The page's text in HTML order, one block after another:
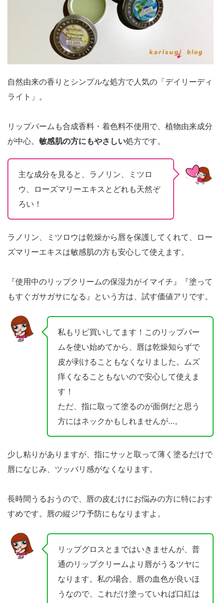
自然由来の香りとシンプルな処方で人気の「デイリーディ
ライト」。
リップバームも合成香料・着色料不使用で、植物由来成分
が中心。 敏感肌の方にもやさしい処方です。
主な成分を見ると、ラノリン、ミツロ
ウ、ローズマリーエキスとどれも天然ぞ
ろい！
ラノリン、ミツロウは乾燥から唇を保護してくれて、ロー
ズマリーエキスは敏感肌の方も安心して使えます。
『使用中のリップクリームの保湿力がイマイチ』『塗って
もすぐガサガサになる』という方は、試す価値アリです。
私もリピ買いしてます！このリップバー
ムを使い始めてから、唇は乾燥知らずで
皮が剥けることもなくなりました。ムズ
痒くなることもないので安心して使えま
す！
ただ、指に取って塗るのが面倒だと思う
方にはネックかもしれませんが…。
少し粘りがありますが、指にサッと取って薄く塗るだけで
唇になじみ、ツッパリ感がなくなります。
長時間うるおうので、唇の皮むけにお悩みの方に特におす
すめです。唇の縦ジワ予防にもなりますよ。
リップグロスとまではいきませんが、普
通のリップクリームより唇がうるツヤに
なります。私の場合、唇の血色が良いほ
うなので、これだけ塗っていれば口紅は